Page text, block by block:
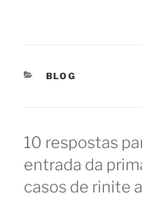
CATEGORIAS
BLOG
10 respostas
entrada da
casos de rinite